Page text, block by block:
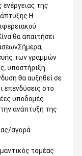
της
θα απαιτήσει
των γραμμών
υποστήριξη
θα αυξηθεί σε
επενδύσεις στο
υποδομές
ανάπτυξη της
αγορά
τομέας